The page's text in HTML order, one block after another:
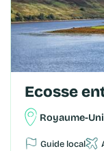
Ecosse
Royaume-Uni
Guide local